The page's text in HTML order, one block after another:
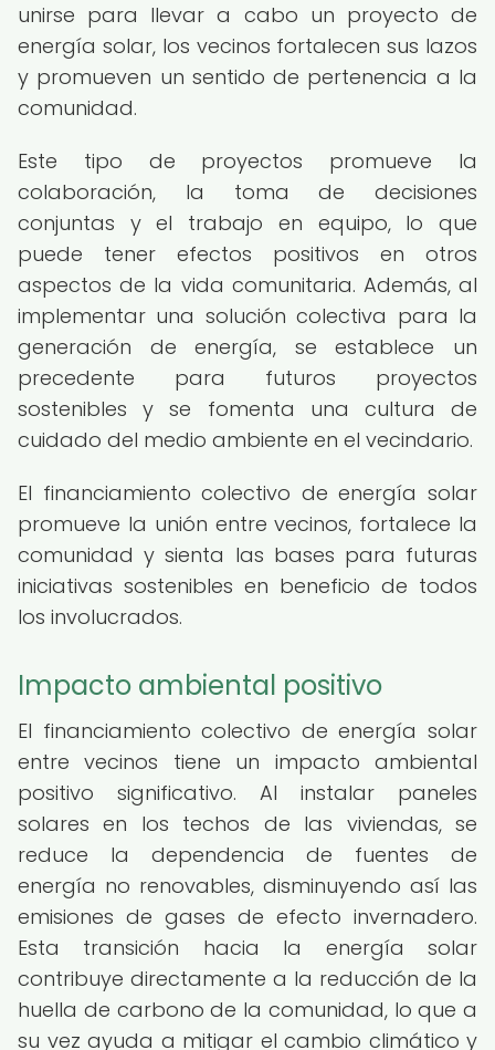
unirse para llevar a cabo un proyecto de
energía solar, los vecinos fortalecen sus lazos
y promueven un sentido de pertenencia a la
comunidad.
Este tipo de proyectos promueve la
colaboración, la toma de decisiones
conjuntas y el trabajo en equipo, lo que
puede tener efectos positivos en otros
aspectos de la vida comunitaria. Además, al
implementar una solución colectiva para la
generación de energía, se establece un
precedente para futuros proyectos
sostenibles y se fomenta una cultura de
cuidado del medio ambiente en el vecindario.
El financiamiento colectivo de energía solar
promueve la unión entre vecinos, fortalece la
comunidad y sienta las bases para futuras
iniciativas sostenibles en beneficio de todos
los involucrados.
Impacto ambiental positivo
El financiamiento colectivo de energía solar
entre vecinos tiene un impacto ambiental
positivo significativo. Al instalar paneles
solares en los techos de las viviendas, se
reduce la dependencia de fuentes de
energía no renovables, disminuyendo así las
emisiones de gases de efecto invernadero.
Esta transición hacia la energía solar
contribuye directamente a la reducción de la
huella de carbono de la comunidad, lo que a
su vez ayuda a mitigar el cambio climático y